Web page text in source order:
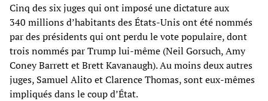
Cinq des six juges qui ont imposé une dictature aux
340 millions d’habitants des États-Unis ont été nommés
par des présidents qui ont perdu le vote populaire, dont
trois nommés par Trump lui-même (Neil Gorsuch, Amy
Coney Barrett et Brett Kavanaugh). Au moins deux autres
juges, Samuel Alito et Clarence Thomas, sont eux-mêmes
impliqués dans le coup d’État.